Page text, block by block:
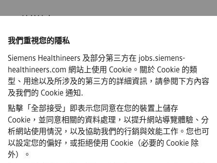
我們重視您的隱私
Siemens Healthineers 及部分第三方在 jobs.siemens-
healthineers.com 網站上使用 Cookie。關於 Cookie 的類
型、用途以及所涉及的第三方的詳細資訊，請參閱下方內容
及我們的 Cookie 通知.
點擊「全部接受」即表示您同意在您的裝置上儲存
Cookie，並同意相關的資料處理，以提升網站導覽體驗、分
析網站使用情況，以及協助我們的行銷與效能工作。您也可
以設定您的偏好，或拒絕使用 Cookie（必要的 Cookie 除
外）。
Siemens Healthineers AG © 2026·
常見問題
公司資訊
·
隱私權聲明
·
Cookie 聲明連結